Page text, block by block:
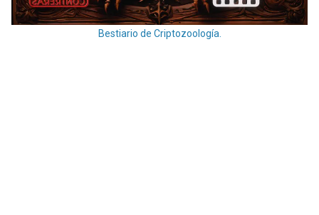
Bestiario de Criptozoología.